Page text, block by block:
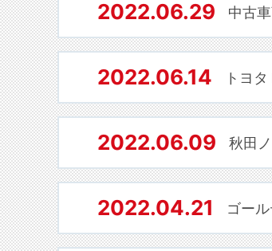
2022.06.29 中古
2022.06.14 トヨ
2022.06.09 秋田
2022.04.21 ゴー